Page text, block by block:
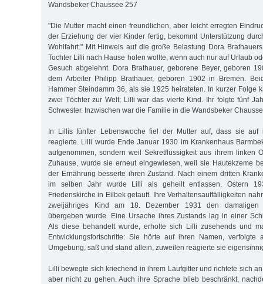
Wandsbeker Chaussee 257
"Die Mutter macht einen freundlichen, aber leicht erregten
der Erziehung der vier Kinder fertig, bekommt Unterstützung
Wohlfahrt." Mit Hinweis auf die große Belastung Dora
Tochter Lilli nach Hause holen wollte, wenn auch nur auf Urlaub
Gesuch abgelehnt. Dora Brathauer, geborene Beyer, geboren
dem Arbeiter Philipp Brathauer, geboren 1902 in Bremen.
Hammer Steindamm 36, als sie 1925 heirateten. In kurzer Folge
zwei Töchter zur Welt; Lilli war das vierte Kind. Ihr folgte fünf
Schwester. Inzwischen war die Familie in die Wandsbeker
In Lillis fünfter Lebenswoche fiel der Mutter auf, dass sie auf
reagierte. Lilli wurde Ende Januar 1930 im Krankenhaus
aufgenommen, sondern weil Sekretflüssigkeit aus ihrem linken
Zuhause, wurde sie erneut eingewiesen, weil sie Hautekzeme
der Ernährung besserte ihren Zu­stand. Nach einem dritten
im selben Jahr wurde Lilli als geheilt entlassen. Ostern
Friedenskirche in Eilbek getauft. Ihre Verhaltensauffälligkeiten
zweijähriges Kind am 18. Dezember 1931 den damaligen
übergeben wurde. Eine Ursache ihres Zustands lag in einer
Als diese behandelt wurde, erholte sich Lilli zusehends und
Entwicklungsfortschritte: Sie hörte auf ihren Namen, verfolgte
Umgebung, saß und stand allein, zuweilen reagierte sie
Lilli bewegte sich kriechend in ihrem Laufgitter und richtete sich
aber nicht zu gehen. Auch ihre Sprache blieb beschränkt,